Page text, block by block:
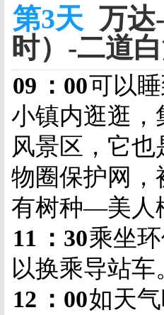
第3天 万达
时）-二道
09 ： 00可以
小镇内逛逛，
风景区，它
物圈保护网，
有树种—美人
11 ： 30乘坐
以换乘导站车
12 ： 00如天